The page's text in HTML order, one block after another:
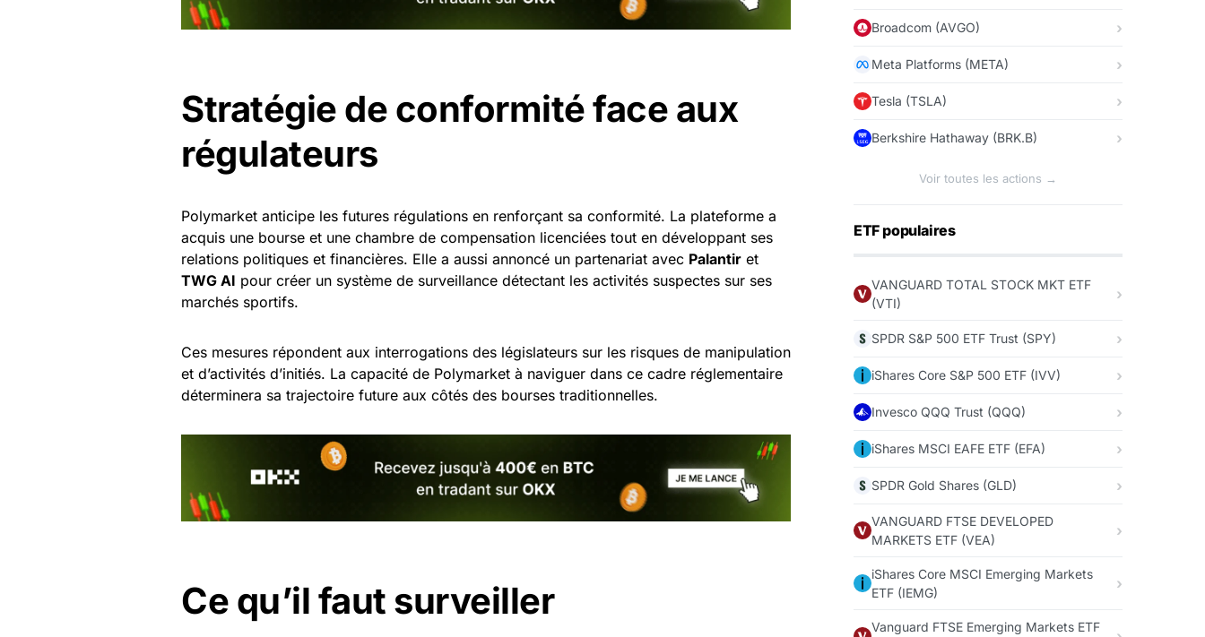
Stratégie de conformité face aux
régulateurs
Polymarket anticipe les futures régulations en renforçant sa conformité. La plateforme a
acquis une bourse et une chambre de compensation licenciées tout en développant ses
relations politiques et financières. Elle a aussi annoncé un partenariat avec Palantir et
TWG AI pour créer un système de surveillance détectant les activités suspectes sur ses
marchés sportifs.
Ces mesures répondent aux interrogations des législateurs sur les risques de manipulation
et d’activités d’initiés. La capacité de Polymarket à naviguer dans ce cadre réglementaire
déterminera sa trajectoire future aux côtés des bourses traditionnelles.
Ce qu’il faut surveiller
Broadcom (AVGO)
Meta Platforms (META)
Tesla (TSLA)
Berkshire Hathaway (BRK.B)
Voir toutes les actions →
ETF populaires
VANGUARD TOTAL STOCK MKT ETF
(VTI)
SPDR S&P 500 ETF Trust (SPY)
iShares Core S&P 500 ETF (IVV)
Invesco QQQ Trust (QQQ)
iShares MSCI EAFE ETF (EFA)
SPDR Gold Shares (GLD)
VANGUARD FTSE DEVELOPED
MARKETS ETF (VEA)
iShares Core MSCI Emerging Markets
ETF (IEMG)
Vanguard FTSE Emerging Markets ETF